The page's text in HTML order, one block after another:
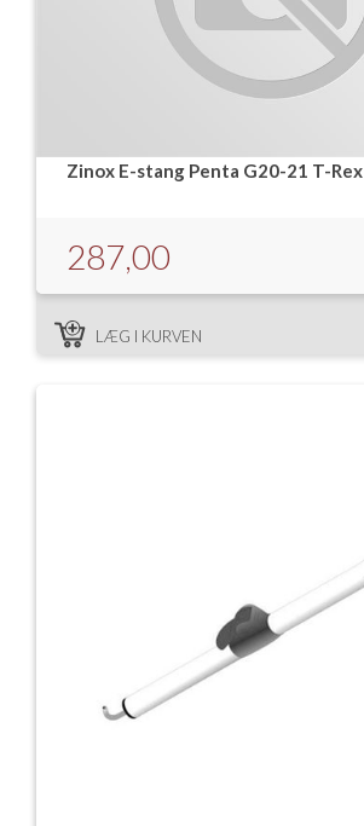
Zinox E-stang Penta G20-21 T-Rex
287,00
LÆG I KURVEN